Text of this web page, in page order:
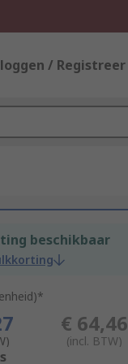
/ Registreer
beschikbaar
€ 64,46
(incl. BTW)